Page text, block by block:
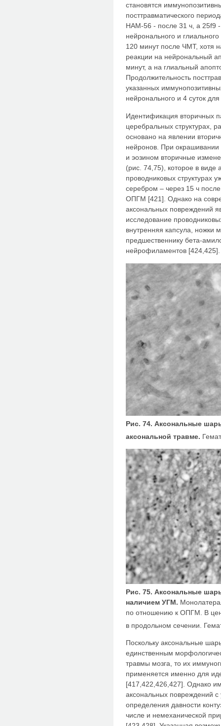
становятся
посттравматического
HAM-56 - после 31 ч, а 25f9
нейронального и
120 минут после ЧМТ, хотя
реакции на нейрональный
минут, а на глиальный
Продолжительность
указанных
нейронального и 4 суток
Идентификация вторичных
церебральных структурах,
основано на явлении
нейронов. При окрашивании
и эозином вторичные
(рис. 74,75), которое в виде
проводниковых структурах
серебром – через 15 ч
ОПГМ [421]. Однако на
аксональных повреждений
исследование
внутренняя капсула, ножки
предшественнику бета-
нейрофиламентов [424,425].
Рис. 74. Аксональные
аксональной травме.
Рис. 75. Аксональные
наличием УГМ.
по отношению к ОПГМ. В
в продольном сечении.
Поскольку аксональные
единственным
травмы мозга, то их
применяется именно для
[417,422,426,427]. Однако
аксональных повреждений
определения давности
числе и немеханической